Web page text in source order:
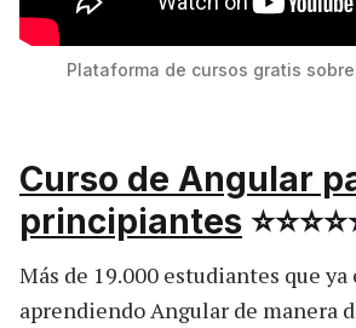
Plataforma de cursos gratis
Curso de Angular
principiantes
Más de 19.000 estudiantes que ya
aprendiendo Angular de manera